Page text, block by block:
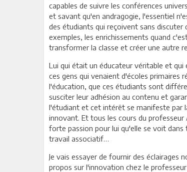
capables de suivre les conférences
et savant qu'en andragogie, l'essentiel
des étudiants qui reçoivent sans
exemples, les enrichissements quand
transformer la classe et créer une autre
Lui qui était un éducateur véritable et
ces gens qui venaient d'écoles primaires
l'éducation, que ces étudiants sont
susciter leur adhésion au contenu et
l'étudiant et cet intérêt se manifeste par
innovant. Et tous les cours du
forte passion pour lui qu'elle se voit
travail associatif…
Je vais essayer de fournir des éclairages
propos sur l'innovation chez le